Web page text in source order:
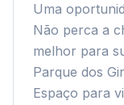
Uma
Não perca a
melhor para
Parque dos
Espaço para